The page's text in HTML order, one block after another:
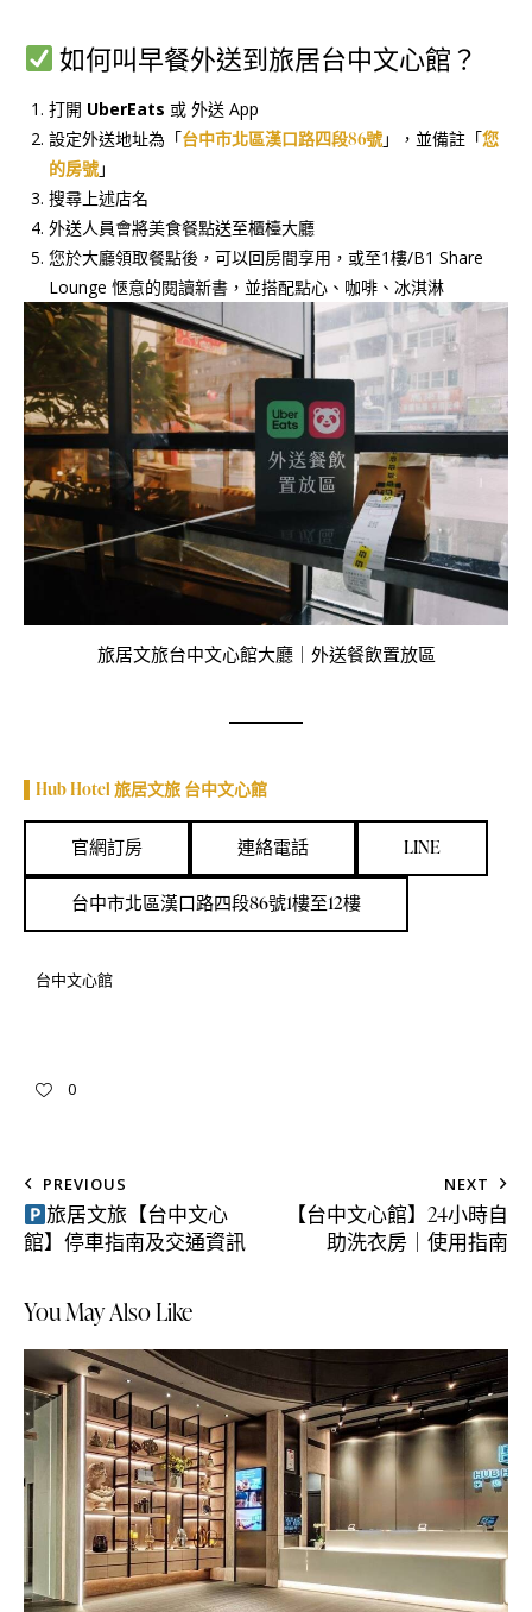
如何叫早餐外送到旅居台中文心館？
打開 UberEats 或 外送 App
設定外送地址為「台中市北區漢口路四段86號」，並備註「您
的房號」
搜尋上述店名
外送人員會將美食餐點送至櫃檯大廳
您於大廳領取餐點後，可以回房間享用，或至1樓/B1 Share
Lounge 愜意的閱讀新書，並搭配點心、咖啡、冰淇淋
旅居文旅台中文心館大廳｜外送餐飲置放區
▌Hub Hotel 旅居文旅 台中文心館
官網訂房 連絡電話 LINE
台中市北區漢口路四段86號1樓至12樓
台中文心館
0
PREVIOUS
旅居文旅【台中文心
館】停車指南及交通資訊
NEXT
【台中文心館】24小時自
助洗衣房｜使用指南
You May Also Like